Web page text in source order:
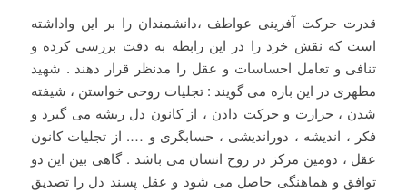
قدرت حرکت آفرینی عواطف ،دانشمندان را بر این واداشته
است که نقش خرد را در این رابطه به دقت بررسی کرده و
تنافی و تعامل احساسات و عقل را مدنظر قرار دهند . شهید
مطهری در این باره می گویند : تجلیات روحی خواستن ، شیفته
شدن ، حرارت و حرکت دادن ، از کانون دل ریشه می گیرد و
فکر ، اندیشه ، دوراندیشی ، حسابگری و …. از تجلیات کانون
عقل ، دومین مرکز در روح انسان می باشد . گاهی بین این دو
توافق و هماهنگی حاصل می شود و عقل پسند دل را تصدیق